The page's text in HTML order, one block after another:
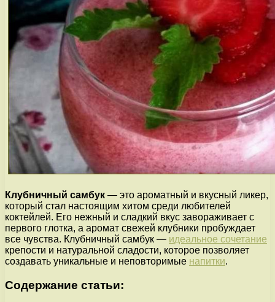
Клубничный самбук — это ароматный и вкусный ликер,
который стал настоящим хитом среди любителей
коктейлей. Его нежный и сладкий вкус завораживает с
первого глотка, а аромат свежей клубники пробуждает
все чувства. Клубничный самбук — идеальное сочетание
крепости и натуральной сладости, которое позволяет
создавать уникальные и неповторимые напитки.
Содержание статьи: